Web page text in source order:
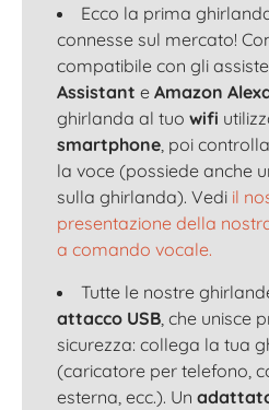
Ecco la prima
connesse sul mercato!
compatibile con gli
Assistant e Amazon
ghirlanda al tuo wifi
smartphone , poi
la voce (possiede anche
sulla ghirlanda). Vedi il
presentazione della
a comando vocale.
Tutte le nostre
attacco USB , che unisce
sicurezza: collega la tua
(caricatore per telefono,
esterna, ecc.). Un